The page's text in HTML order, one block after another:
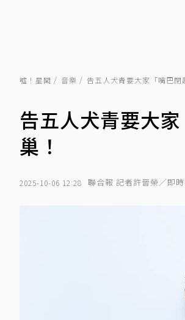
噓！星聞 音樂 告五人犬青要大家「嘴巴閉
告五人犬青要大
巢！
2025-10-06 12:28 聯合報 記者許晉榮／即